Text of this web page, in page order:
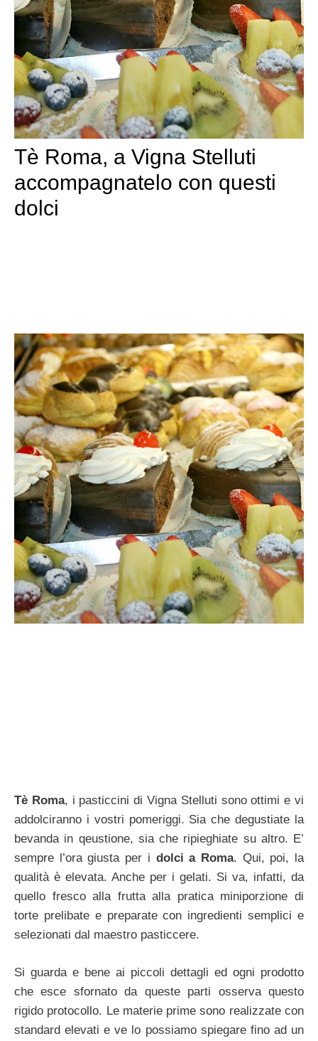
Tè Roma, a Vigna Stelluti
accompagnatelo con questi
dolci
Tè Roma, i pasticcini di Vigna Stelluti sono ottimi e vi
addolciranno i vostri pomeriggi. Sia che degustiate la
bevanda in qeustione, sia che ripieghiate su altro. E’
sempre l’ora giusta per i dolci a Roma. Qui, poi, la
qualità è elevata. Anche per i gelati. Si va, infatti, da
quello fresco alla frutta alla pratica miniporzione di
torte prelibate e preparate con ingredienti semplici e
selezionati dal maestro pasticcere.
Si guarda e bene ai piccoli dettagli ed ogni prodotto
che esce sfornato da queste parti osserva questo
rigido protocollo. Le materie prime sono realizzate con
standard elevati e ve lo possiamo spiegare fino ad un